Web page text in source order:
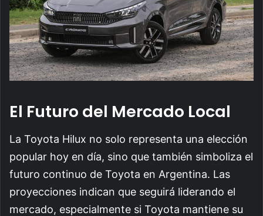
El Futuro del Mercado Local
La Toyota Hilux no solo representa una elección
popular hoy en día, sino que también simboliza el
futuro continuo de Toyota en Argentina. Las
proyecciones indican que seguirá liderando el
mercado, especialmente si Toyota mantiene su